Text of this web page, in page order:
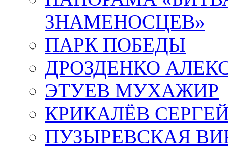
ЗНАМЕНОСЦЕВ»
ПАРК ПОБЕДЫ
ДРОЗДЕНКО
ЭТУЕВ МУХАЖИР
КРИКАЛЁВ
ПУЗЫРЕВСКАЯ